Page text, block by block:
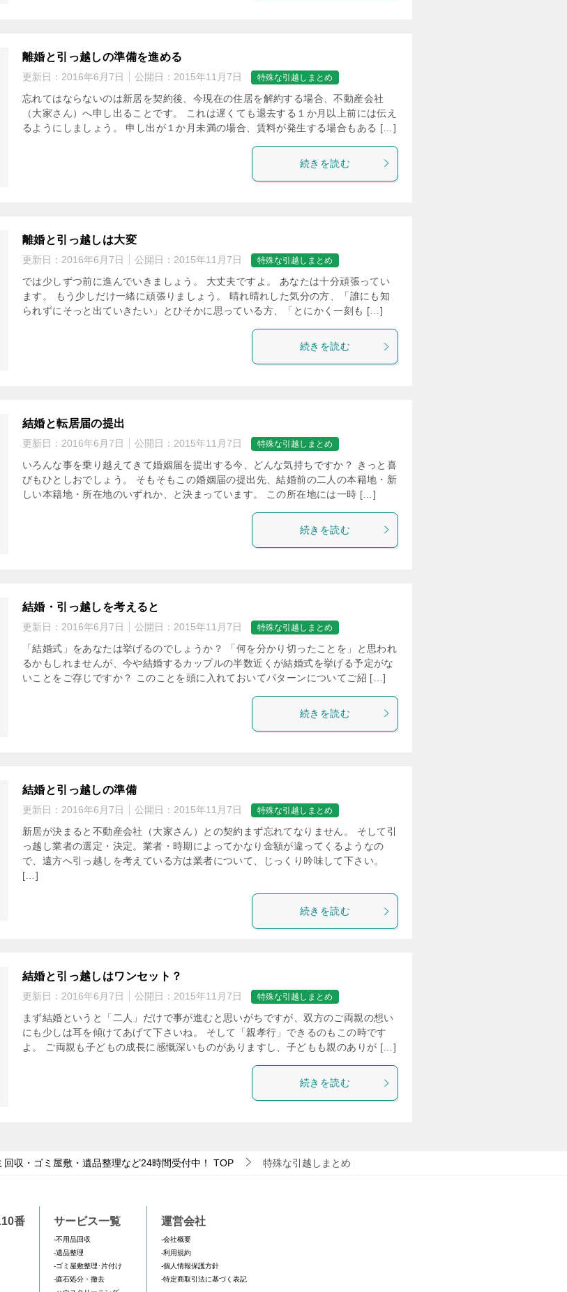
離婚と引っ越しの準備を進める
更新日： 2016年6月7日 公開日： 2015年11月7日 特殊な引越しまとめ
忘れてはならないのは新居を契約後、今現在の住居を解約する場合、不動産会社
（大家さん）へ申し出ることです。 これは遅くても退去する１か月以上前には伝え
るようにしましょう。 申し出が１か月未満の場合、賃料が発生する場合もある […]
続きを読む
離婚と引っ越しは大変
更新日： 2016年6月7日 公開日： 2015年11月7日 特殊な引越しまとめ
では少しずつ前に進んでいきましょう。 大丈夫ですよ。 あなたは十分頑張ってい
ます。 もう少しだけ一緒に頑張りましょう。 晴れ晴れした気分の方、「誰にも知
られずにそっと出ていきたい」とひそかに思っている方、「とにかく一刻も […]
続きを読む
結婚と転居届の提出
更新日： 2016年6月7日 公開日： 2015年11月7日 特殊な引越しまとめ
いろんな事を乗り越えてきて婚姻届を提出する今、どんな気持ちですか？ きっと喜
びもひとしおでしょう。 そもそもこの婚姻届の提出先、結婚前の二人の本籍地・新
しい本籍地・所在地のいずれか、と決まっています。 この所在地には一時 […]
続きを読む
結婚・引っ越しを考えると
更新日： 2016年6月7日 公開日： 2015年11月7日 特殊な引越しまとめ
「結婚式」をあなたは挙げるのでしょうか？ 「何を分かり切ったことを」と思われ
るかもしれませんが、今や結婚するカップルの半数近くが結婚式を挙げる予定がな
いことをご存じですか？ このことを頭に入れておいてパターンについてご紹 […]
続きを読む
結婚と引っ越しの準備
更新日： 2016年6月7日 公開日： 2015年11月7日 特殊な引越しまとめ
新居が決まると不動産会社（大家さん）との契約まず忘れてなりません。 そして引
っ越し業者の選定・決定。業者・時期によってかなり金額が違ってくるようなの
で、遠方へ引っ越しを考えている方は業者について、じっくり吟味して下さい。
[…]
続きを読む
結婚と引っ越しはワンセット？
更新日： 2016年6月7日 公開日： 2015年11月7日 特殊な引越しまとめ
まず結婚というと「二人」だけで事が進むと思いがちですが、双方のご両親の想い
にも少しは耳を傾けてあげて下さいね。 そして「親孝行」できるのもこの時です
よ。 ご両親も子どもの成長に感慨深いものがありますし、子どもも親のありが […]
続きを読む
収・ゴミ屋敷・遺品整理など24時間受付中！ TOP 特殊な引越しまとめ
番 サービス一覧
-不用品回収
-遺品整理
-ゴミ屋敷整理･片付け
-庭石処分・撤去
運営会社
-会社概要
-利用規約
-個人情報保護方針
-特定商取引法に基づく表記